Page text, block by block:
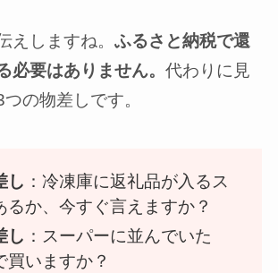
えしますね。 ふるさと納税で還
必要はありません。 代わりに見
の物差しです。
し ：冷凍庫に返礼品が入るス
るか、今すぐ言えますか？
し ：スーパーに並んでいた
買いますか？